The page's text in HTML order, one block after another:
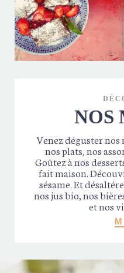
NOS
Venez déguster nos
nos plats, nos
Goûtez à nos
fait maison.
sésame. Et
nos jus bio, nos
et nos